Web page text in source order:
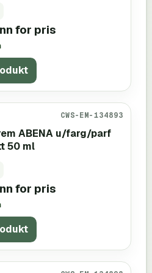
for pris
CWS-EM-134893
ABENA u/farg/parf
50 ml
for pris